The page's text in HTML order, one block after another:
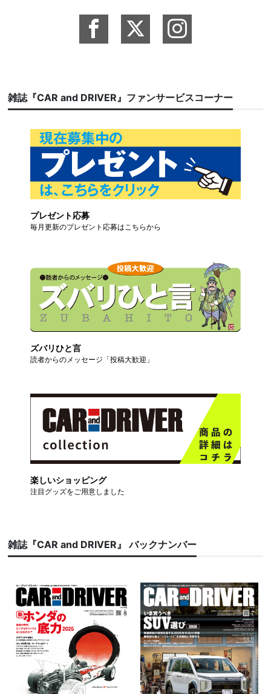
雑誌『CAR and DRIVER』ファンサービスコーナー
プレゼント応募
毎月更新のプレゼント応募はこちらから
ズバリひと言
読者からのメッセージ「投稿大歓迎」
楽しいショッピング
注目グッズをご用意しました
雑誌『CAR and DRIVER』 バックナンバー